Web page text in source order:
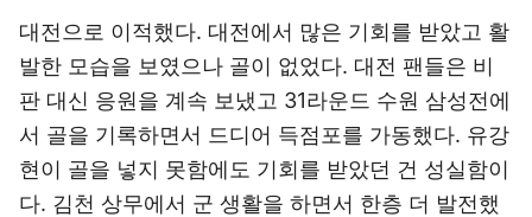
대전으로 이적했다. 대전에서 많은 기회를 받았고 활
발한 모습을 보였으나 골이 없었다. 대전 팬들은 비
판 대신 응원을 계속 보냈고 31라운드 수원 삼성전에
서 골을 기록하면서 드디어 득점포를 가동했다. 유강
현이 골을 넣지 못함에도 기회를 받았던 건 성실함이
다. 김천 상무에서 군 생활을 하면서 한층 더 발전했